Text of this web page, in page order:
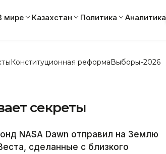
мире Казахстан Политика Аналитика
Конституционная реформаВыборы-2026
секреты
NASA Dawn отправил на Землю
сделанные с близкого